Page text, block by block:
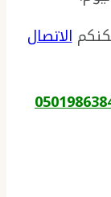
الاتصال